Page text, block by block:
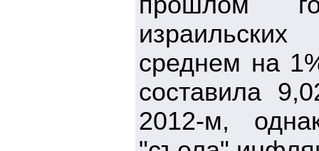
среднем на
составила
2012-м,